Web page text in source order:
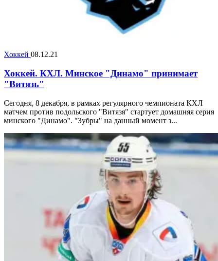
Хоккей 08.12.21
Хоккей. КХЛ. Минское "Динамо" принимает
"Витязь"
Сегодня, 8 декабря, в рамках регулярного чемпионата КХЛ
матчем против подольского "Витязя" стартует домашняя серия
минского "Динамо". "Зубры" на данный момент з...